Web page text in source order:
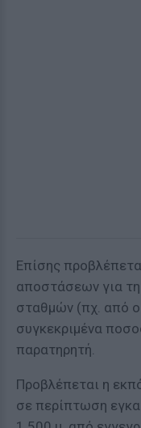
Επίσης
αποστάσεων για
σταθμών (πχ. από
συγκεκριμένα
παρατηρητή.
Προβλέπεται η
σε περίπτωση